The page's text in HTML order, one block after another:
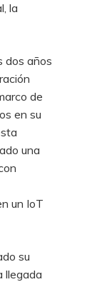
la
dos años
de
en su
una
un IoT
su
llegada